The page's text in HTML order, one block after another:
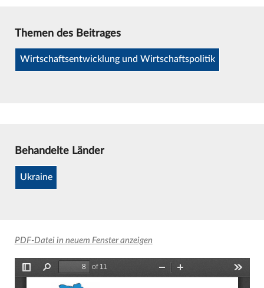
Themen des Beitrages
Wirtschaftsentwicklung und Wirtschaftspolitik
Behandelte Länder
Ukraine
PDF-Datei in neuem Fenster anzeigen